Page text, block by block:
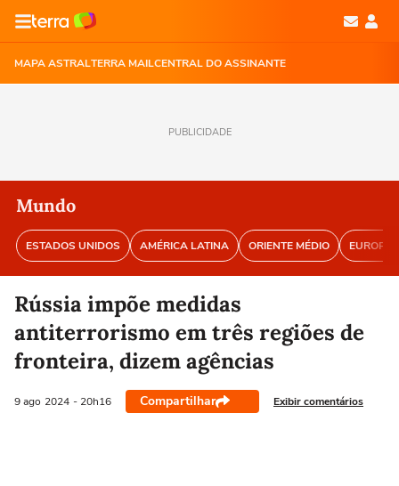
MAPA ASTRALTERRA MAILCENTRAL DO ASSINANTE
PUBLICIDADE
Mundo
ESTADOS UNIDOS AMÉRICA LATINA ORIENTE MÉDIO EUROPA
Rússia impõe medidas
antiterrorismo em três regiões de
fronteira, dizem agências
9 ago 2024 - 20h16 Compartilhar Exibir comentários